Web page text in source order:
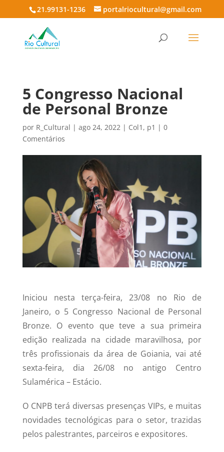
21.99131-1236 portalriocultural@gmail.com
5 Congresso Nacional
de Personal Bronze
por R_Cultural | ago 24, 2022| Col1 , p1 | 0
Comentários
Iniciou nesta terça-feira, 23/08 no Rio de
Janeiro, o 5 Congresso Nacional de Personal
Bronze. O evento que teve a sua primeira
edição realizada na cidade maravilhosa, por
três profissionais da área de Goiania, vai até
sexta-feira, dia 26/08 no antigo Centro
Sulamérica – Estácio.
O CNPB terá diversas presenças VIPs, e muitas
novidades tecnológicas para o setor, trazidas
pelos palestrantes, parceiros e expositores.